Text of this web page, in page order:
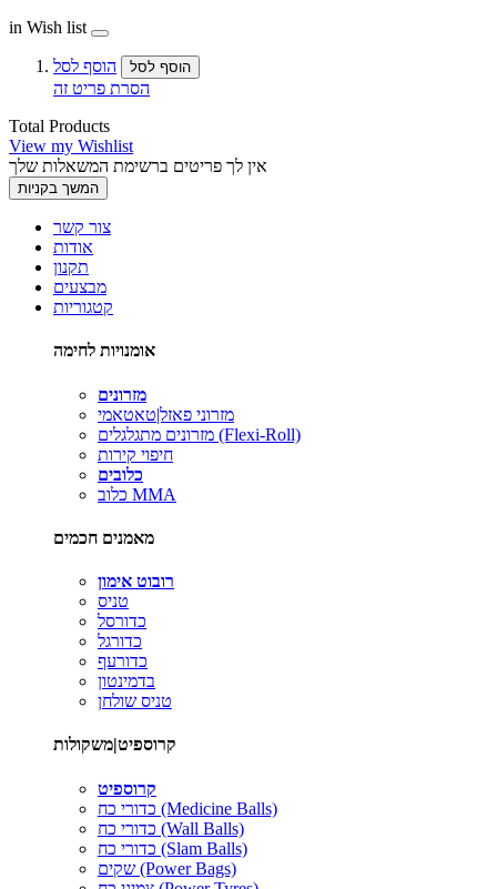
in Wish list
הוסף לסל הוסף לסל
הסרת פריט זה
Total Products
View my Wishlist
אין לך פריטים ברשימת המשאלות שלך
המשך בקניות
צור קשר
אודות
תקנון
מבצעים
קטגוריות
אומנויות לחימה
מזרונים
מזרוני פאזל|טאטאמי
מזרונים מתגלגלים (Flexi-Roll)
חיפוי קירות
כלובים
כלוב MMA
מאמנים חכמים
רובוט אימון
טניס
כדורסל
כדורגל
כדורעף
בדמינטון
טניס שולחן
קרוספיט|משקולות
קרוספיט
כדורי כח (Medicine Balls)
כדורי כח (Wall Balls)
כדורי כח (Slam Balls)
שקים (Power Bags)